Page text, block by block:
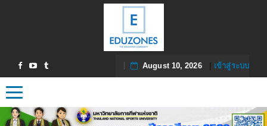
August 10, 2026| เข้าสู่ระบบ
Toggle navigation